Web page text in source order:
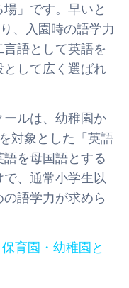
」です。早いと
、入園時の語学力
語として英語を
して広く選ばれ
ルは、幼稚園か
対象とした「英語
を母国語とする
、通常小学生以
語学力が求めら
育園・幼稚園と